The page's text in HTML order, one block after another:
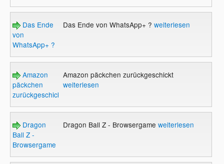
Das Ende
von
WhatsApp+ ?
Das Ende von WhatsApp+ ? weiterlesen
Amazon
päckchen
zurückgeschickt
Amazon päckchen zurückgeschickt
weiterlesen
Dragon
Ball Z -
Browsergame
Dragon Ball Z - Browsergame weiterlesen